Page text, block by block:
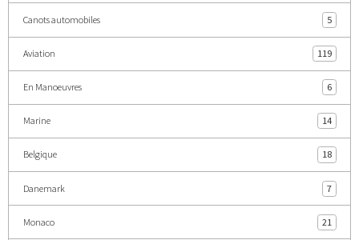
Canots automobiles 5
Aviation 119
En Manoeuvres 6
Marine 14
Belgique 18
Danemark 7
Monaco 21